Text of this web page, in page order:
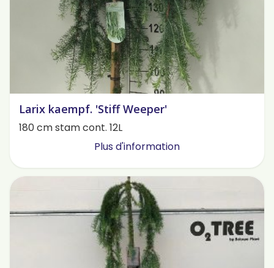
Larix kaempf. 'Stiff Weeper'
180 cm stam cont. 12L
Plus d'information